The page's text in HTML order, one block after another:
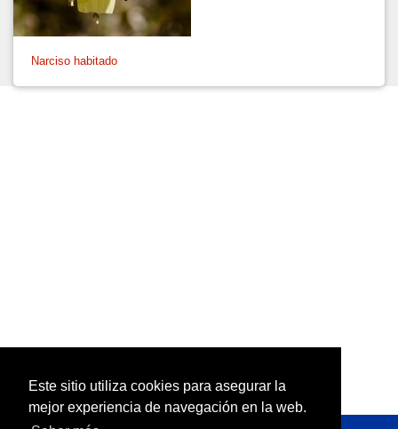
Este sitio utiliza cookies para asegurar la
mejor experiencia de navegación en la web.
Narciso habitado